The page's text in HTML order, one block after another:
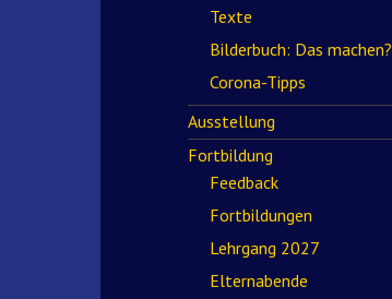
Texte
Bilderbuch: Das machen?
Corona-Tipps
Ausstellung
Fortbildung
Feedback
Fortbildungen
Lehrgang 2027
Elternabende